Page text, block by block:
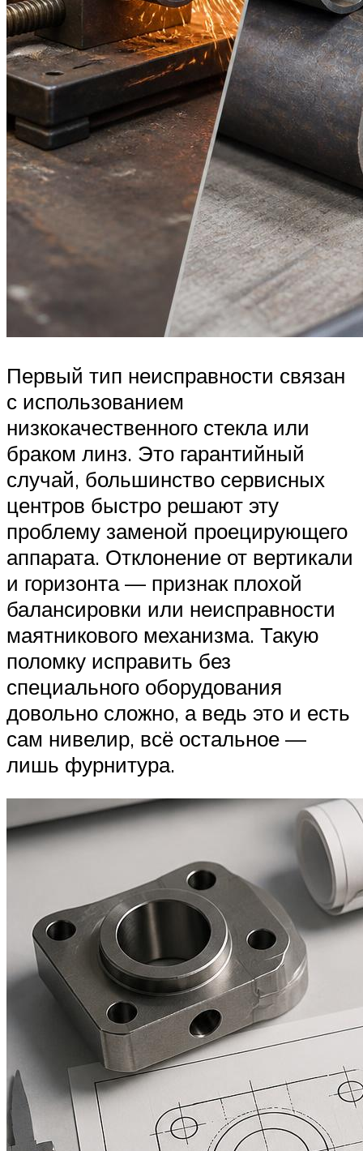
Первый тип неисправности связан
с использованием
низкокачественного стекла или
браком линз. Это гарантийный
случай, большинство сервисных
центров быстро решают эту
проблему заменой проецирующего
аппарата. Отклонение от вертикали
и горизонта — признак плохой
балансировки или неисправности
маятникового механизма. Такую
поломку исправить без
специального оборудования
довольно сложно, а ведь это и есть
сам нивелир, всё остальное —
лишь фурнитура.